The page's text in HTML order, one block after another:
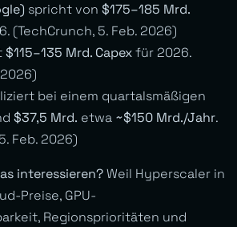
spricht von $175–185 Mrd.
(TechCrunch, 5. Feb. 2026)
$115–135 Mrd. Capexfür 2026.
2026)
bei einem quartalsmäßigen
$37,5 Mrd. etwa ~$150 Mrd./Jahr.
Feb. 2026)
interessieren?Weil Hyperscaler in
Preise, GPU-
Regionsprioritäten und